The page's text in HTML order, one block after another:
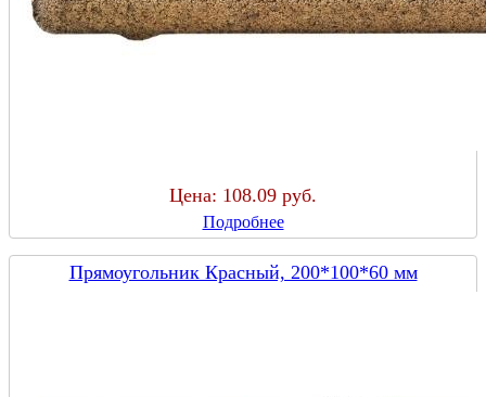
Цена: 108.09 руб.
Подробнее
Прямоугольник Красный, 200*100*60 мм